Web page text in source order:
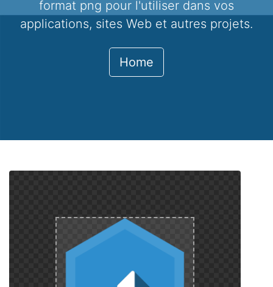
format png pour l'utiliser dans vos
applications, sites Web et autres projets.
Home